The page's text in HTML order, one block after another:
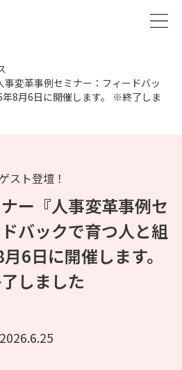
変革事例セミナー：フィードバッ
8月6日に開催します。 ※終了しま
スト登壇！
ー『人事変革事例セ
バックで育つ人と組
6日に開催します。
しました
2026.6.25